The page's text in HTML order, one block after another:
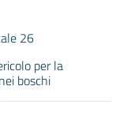
26
per la
boschi